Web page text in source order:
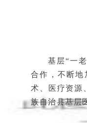
基层“一
合作，不断地
术、医疗资源
族自治县基层